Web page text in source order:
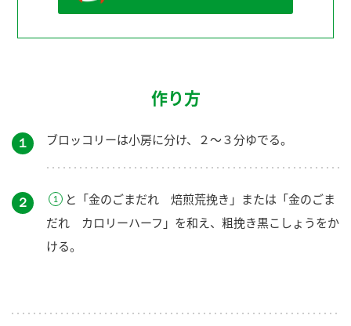
作り方
１ ブロッコリーは小房に分け、２～３分ゆでる。
２
と「金のごまだれ 焙煎荒挽き」または「金のごま
だれ カロリーハーフ」を和え、粗挽き黒こしょうをか
ける。